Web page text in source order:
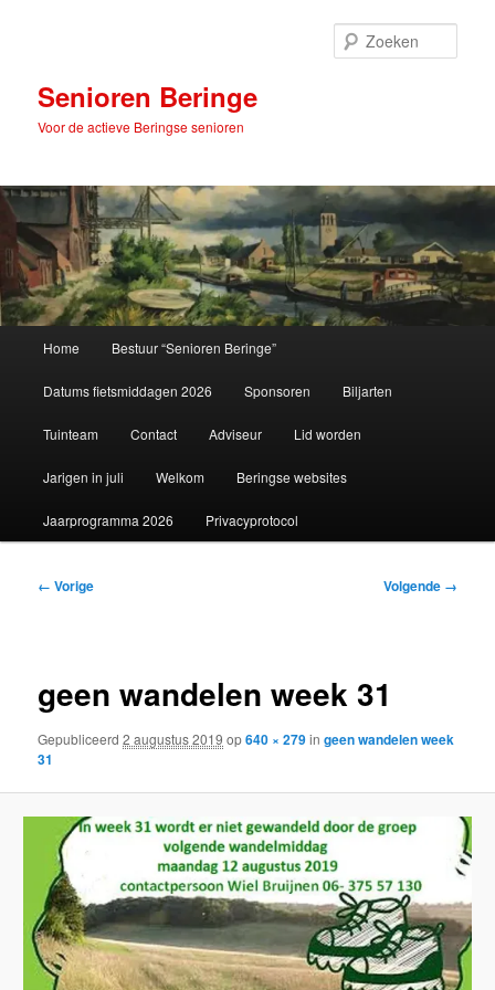
inhoudSenioren Beringe
Voor de actieve Beringse senioren
Home Bestuur “Senioren Beringe”
Datums fietsmiddagen 2026 Sponsoren Biljarten
Tuinteam Contact Adviseur Lid worden
Jarigen in juli Welkom Beringse websites
Jaarprogramma 2026 Privacyprotocol
Afbeeldingsnavigatie
← Vorige Volgende →
geen wandelen week 31
Gepubliceerd2 augustus 2019 op640 × 279ingeen wandelen week
31